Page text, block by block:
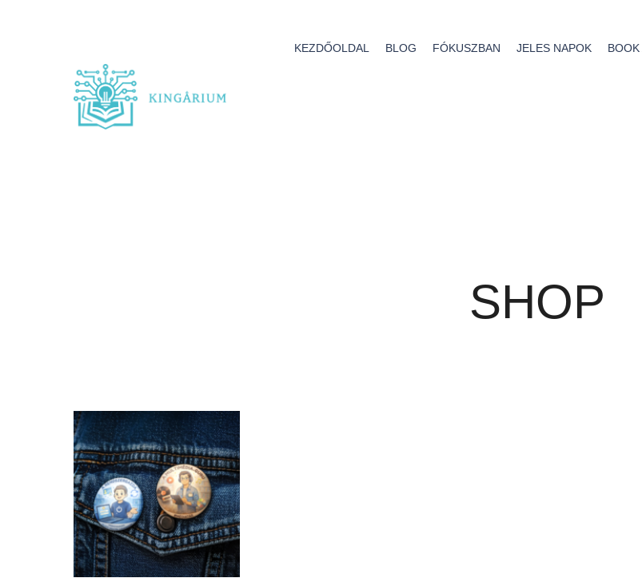
KEZDŐOLDAL BLOG FÓKUSZBAN JELES NAPOK
SHOP